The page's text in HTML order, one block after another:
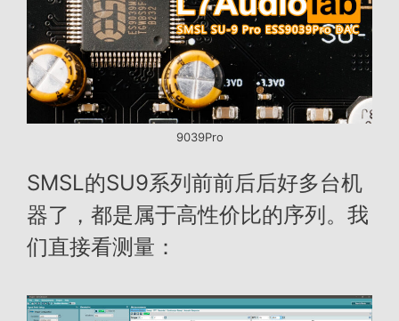
9039Pro
SMSL的SU9系列前前后后好多台机
器了，都是属于高性价比的序列。我
们直接看测量：